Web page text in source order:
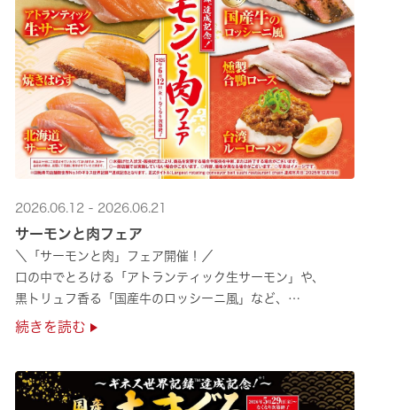
2026.06.12 - 2026.06.21
サーモンと肉フェア
＼「サーモンと肉」フェア開催！／
口の中でとろける「アトランティック生サーモン」や、
黒トリュフ香る「国産牛のロッシーニ風」など、
圧倒的な贅沢感をぜひ店舗でご堪能ください🍣
続きを読む